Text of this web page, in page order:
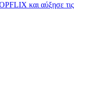
και αύξησε τις